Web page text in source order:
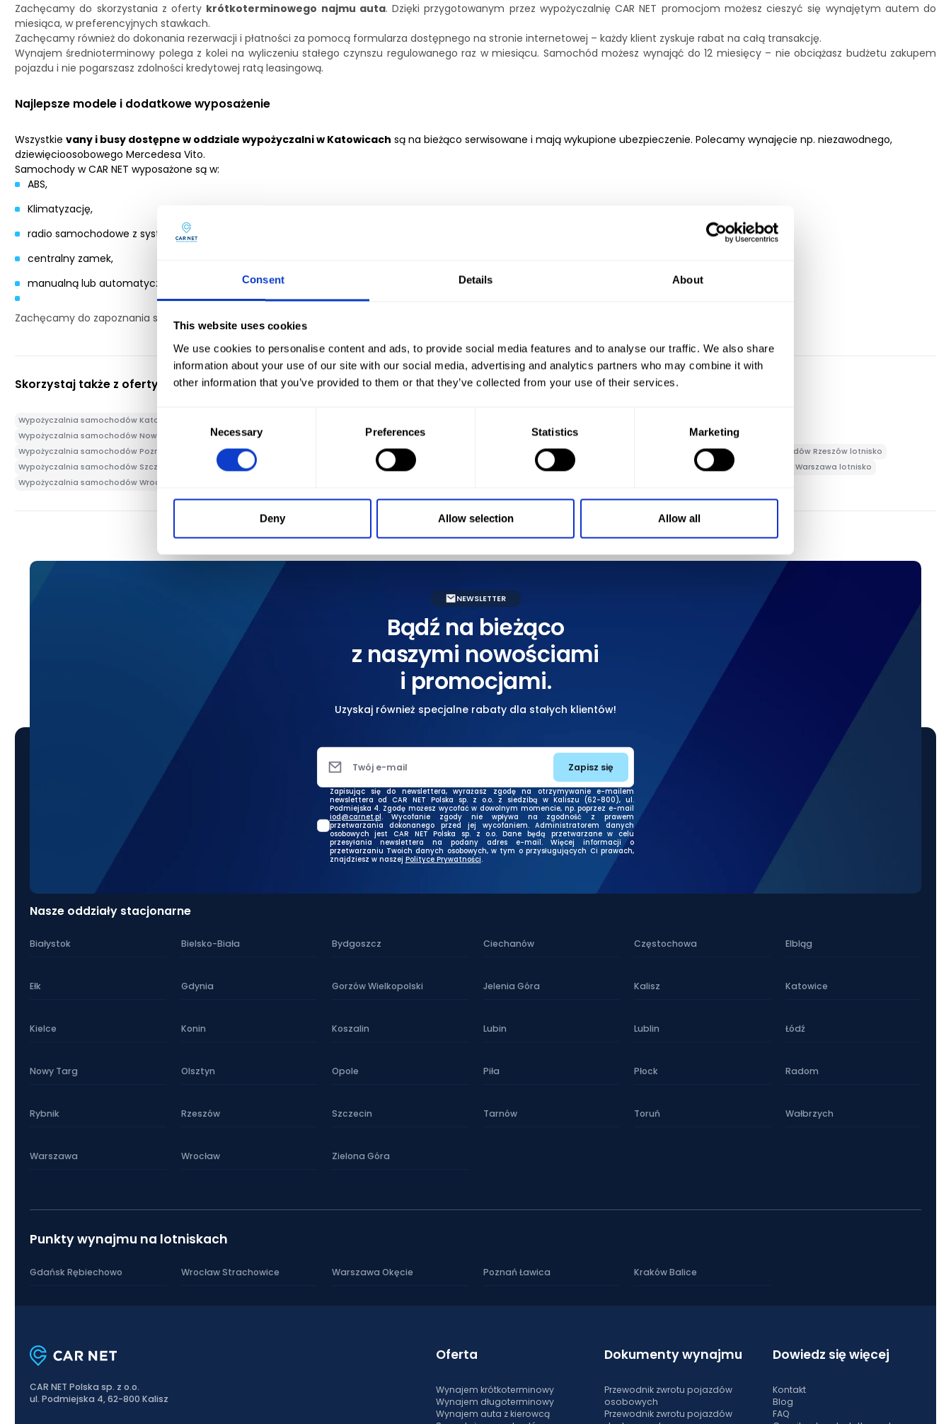
Consent Details About
This website uses cookies
We use cookies to personalise content and ads, to provide social media features and to analyse our traffic. We also share
information about your use of our site with our social media, advertising and analytics partners who may combine it with
other information that you’ve provided to them or that they’ve collected from your use of their services.
Selection
Necessary Preferences Statistics Marketing
Deny Allow selection Allow all
Zachęcamy do skorzystania z oferty krótkoterminowego najmu auta. Dzięki przygotowanym przez wypożyczalnię CAR NET promocjom możesz cieszyć się wynajętym autem do
miesiąca, w preferencyjnych stawkach.
Zachęcamy również do dokonania rezerwacji i płatności za pomocą formularza dostępnego na stronie internetowej – każdy klient zyskuje rabat na całą transakcję.
Wynajem średnioterminowy polega z kolei na wyliczeniu stałego czynszu regulowanego raz w miesiącu. Samochód możesz wynająć do 12 miesięcy – nie obciążasz budżetu zakupem
pojazdu i nie pogarszasz zdolności kredytowej ratą leasingową.
Najlepsze modele i dodatkowe wyposażenie
Wszystkie vany i busy dostępne w oddziale wypożyczalni w Katowicach są na bieżąco serwisowane i mają wykupione ubezpieczenie. Polecamy wynajęcie np. niezawodnego,
dziewięcioosobowego Mercedesa Vito.
Samochody w CAR NET wyposażone są w:
ABS,
Klimatyzację,
radio samochodowe z systemem audio,
centralny zamek,
manualną lub automatyczną skrzynię biegów.
Zachęcamy do zapoznania się z pełną ofertą wypożyczalni CAR NET! Posiadamy ponad 35 oddziałów w całej Polsce.
Skorzystaj także z oferty:
Wypożyczalnia samochodów Katowice
Wypożyczalnia samochodów Nowy Targ
Wypożyczalnia samochodów Olsztyn Wypożyczalnia samochodów Opole Wypożyczalnia samochodów Piła
Wypożyczalnia samochodów Płock
Wypożyczalnia samochodów Poznań
Wypożyczalnia samochodów Poznań lotnisko Wypożyczalnia samochodów Radom Wypożyczalnia samochodów Rzeszów
Wypożyczalnia samochodów Rzeszów lotnisko
Wypożyczalnia samochodów Szczecin
Wypożyczalnia samochodów Toruń Wypożyczalnia samochodów Wałbrzych Wypożyczalnia samochodów Warszawa
Wypożyczalnia samochodów Warszawa lotnisko
Wypożyczalnia samochodów Wrocław
NEWSLETTER
Bądź na bieżąco
z naszymi nowościami
i promocjami.
Uzyskaj również specjalne rabaty dla stałych klientów!
Twój e-mail Zapisz się
Zapisując się do newslettera, wyrażasz zgodę na otrzymywanie e-mailem
newslettera od CAR NET Polska sp. z o.o. z siedzibą w Kaliszu (62-800), ul.
Podmiejska 4. Zgodę możesz wycofać w dowolnym momencie, np. poprzez e-mail
iod@carnet.pl. Wycofanie zgody nie wpływa na zgodność z prawem
przetwarzania dokonanego przed jej wycofaniem. Administratorem danych
osobowych jest CAR NET Polska sp. z o.o. Dane będą przetwarzane w celu
przesyłania newslettera na podany adres e-mail. Więcej informacji o
przetwarzaniu Twoich danych osobowych, w tym o przysługujących Ci prawach,
znajdziesz w naszej Polityce Prywatności.
Nasze oddziały stacjonarne
Białystok Bielsko-Biała Bydgoszcz Ciechanów Częstochowa Elbląg
Ełk Gdynia Gorzów Wielkopolski Jelenia Góra Kalisz Katowice
Kielce Konin Koszalin Lubin Lublin Łódź
Nowy Targ Olsztyn Opole Piła Płock Radom
Rybnik Rzeszów Szczecin Tarnów Toruń Wałbrzych
Warszawa Wrocław Zielona Góra
Punkty wynajmu na lotniskach
Gdańsk Rębiechowo Wrocław Strachowice Warszawa Okęcie Poznań Ławica Kraków Balice
CAR NET Polska sp. z o.o.
ul. Podmiejska 4, 62-800 Kalisz
Oferta
Wynajem krótkoterminowy
Wynajem długoterminowy
Wynajem auta z kierowcą
Dokumenty wynajmu
Przewodnik zwrotu pojazdów
osobowych
Przewodnik zwrotu pojazdów
Dowiedz się więcej
Kontakt
Blog
FAQ